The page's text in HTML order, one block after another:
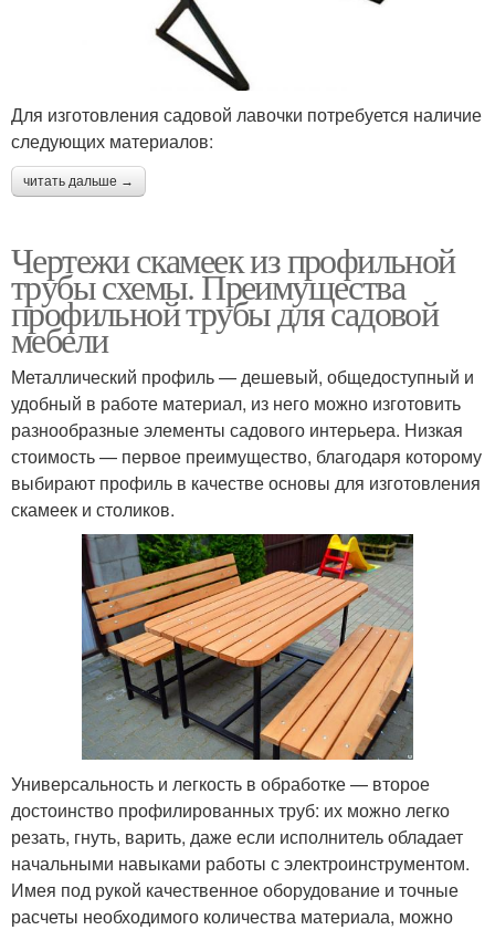
Для изготовления садовой лавочки потребуется наличие
следующих материалов:
читать дальше →
Чертежи скамеек из профильной
трубы схемы. Преимущества
профильной трубы для садовой
мебели
Металлический профиль — дешевый, общедоступный и
удобный в работе материал, из него можно изготовить
разнообразные элементы садового интерьера. Низкая
стоимость — первое преимущество, благодаря которому
выбирают профиль в качестве основы для изготовления
скамеек и столиков.
Универсальность и легкость в обработке — второе
достоинство профилированных труб: их можно легко
резать, гнуть, варить, даже если исполнитель обладает
начальными навыками работы с электроинструментом.
Имея под рукой качественное оборудование и точные
расчеты необходимого количества материала, можно